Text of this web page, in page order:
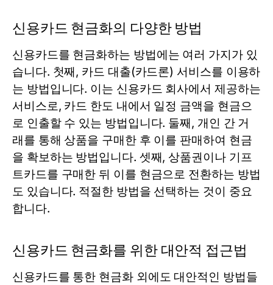
신용카드 현금화의 다양한 방법
신용카드를 현금화하는 방법에는 여러 가지가 있
습니다. 첫째, 카드 대출(카드론) 서비스를 이용하
는 방법입니다. 이는 신용카드 회사에서 제공하는
서비스로, 카드 한도 내에서 일정 금액을 현금으
로 인출할 수 있는 방법입니다. 둘째, 개인 간 거
래를 통해 상품을 구매한 후 이를 판매하여 현금
을 확보하는 방법입니다. 셋째, 상품권이나 기프
트카드를 구매한 뒤 이를 현금으로 전환하는 방법
도 있습니다. 적절한 방법을 선택하는 것이 중요
합니다.
신용카드 현금화를 위한 대안적 접근법
신용카드를 통한 현금화 외에도 대안적인 방법들